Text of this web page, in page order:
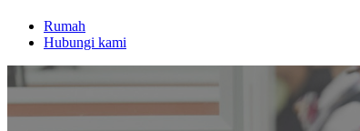
Rumah
Hubungi kami